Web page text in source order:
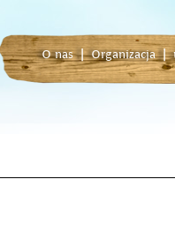
O nas | Organizacja |